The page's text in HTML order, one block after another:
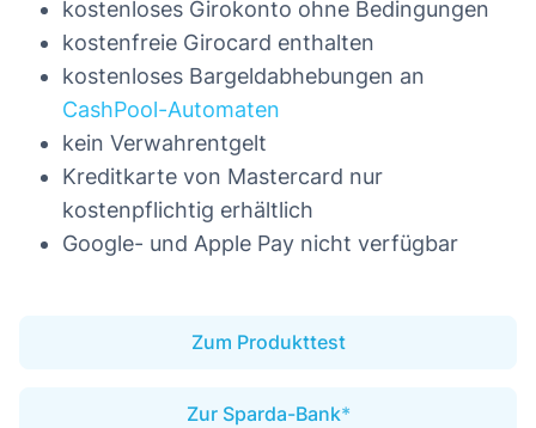
kostenloses Girokonto ohne Bedingungen
kostenfreie Girocard enthalten
kostenloses Bargeldabhebungen an
CashPool-Automaten
kein Verwahrentgelt
Kreditkarte von Mastercard nur
kostenpflichtig erhältlich
Google- und Apple Pay nicht verfügbar
Zum Produkttest
Zur Sparda-Bank